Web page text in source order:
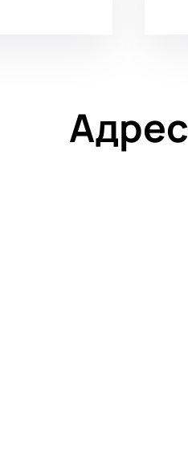
Адрес